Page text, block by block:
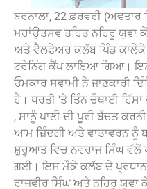
ਬਰਨਾਲਾ, 22 ਫ਼ਰਵਰੀ
ਮਹਾਂਉਤਸਵ ਤਹਿਤ ਨਹਿਰੂ ਯੁਵਾ
ਅਤੇ ਵੈਲਫੇਅਰ ਕਲੱਬ ਪਿੰਡ ਕਾਲੇਕੇ
ਟਰੇਨਿੰਗ ਕੈਂਪ ਲਾਇਆ ਗਿਆ।
ਓਮਕਾਰ ਸਵਾਮੀ ਨੇ ਜਾਣਕਾਰੀ
ਹੈ। ਧਰਤੀ ‘ਤੇ ਤਿੰਨ ਚੌਥਾਈ
, ਸਾਨੂੰ ਪਾਣੀ ਦੀ ਪੂਰੀ ਬੱਚਤ
ਆਮ ਜ਼ਿੰਦਗੀ ਅਤੇ ਵਾਤਾਵਰਨ ਨੂੰ
ਸ਼ੁਰੂਆਤ ਵਿਚ ਨਵਰਾਜ ਸਿੰਘ ਵੱਲੋਂ
ਗਈ। ਇਸ ਮੌਕੇ ਕਲੱਬ ਦੇ ਪ੍ਰਧਾਨ
ਰਾਜਵੀਰ ਸਿੰਘ ਅਤੇ ਨਹਿਰੂ ਯੁਵਾ